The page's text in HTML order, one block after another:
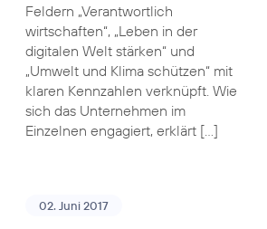
Feldern „Verantwortlich
wirtschaften“, „Leben in der
digitalen Welt stärken“ und
„Umwelt und Klima schützen“ mit
klaren Kennzahlen verknüpft. Wie
sich das Unternehmen im
Einzelnen engagiert, erklärt […]
02. Juni 2017